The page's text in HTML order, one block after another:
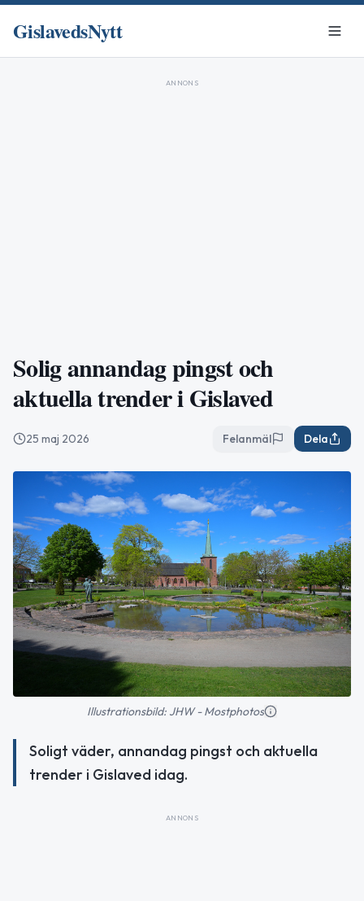
GislavedsNytt
ANNONS
Solig annandag pingst och
aktuella trender i Gislaved
25 maj 2026 Felanmäl Dela
Illustrationsbild: JHW - Mostphotos
Soligt väder, annandag pingst och aktuella
trender i Gislaved idag.
ANNONS